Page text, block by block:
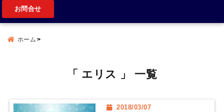
お問合せ
ホーム
「 エリス 」 一覧
2018/03/07